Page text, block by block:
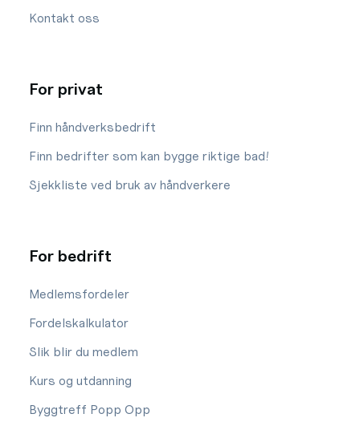
Kontakt oss
For privat
Finn håndverksbedrift
Finn bedrifter som kan bygge riktige bad!
Sjekkliste ved bruk av håndverkere
For bedrift
Medlemsfordeler
Fordelskalkulator
Slik blir du medlem
Kurs og utdanning
Byggtreff Popp Opp